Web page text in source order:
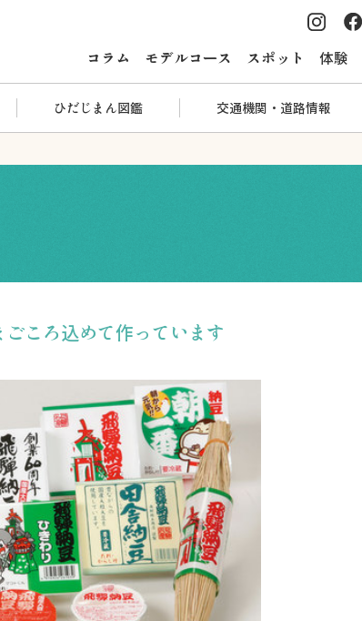
コラム モデルコース スポット 体験
ひだじまん図鑑 交通機関・道路情報
ころ込めて作っています